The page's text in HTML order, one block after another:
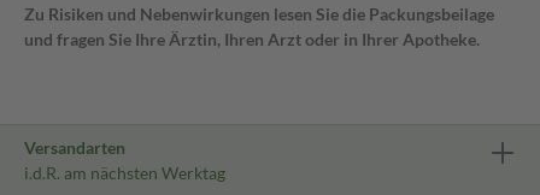
Zu Risiken und Nebenwirkungen lesen Sie die Packungsbeilage
und fragen Sie Ihre Ärztin, Ihren Arzt oder in Ihrer Apotheke.
Versandarten
i.d.R. am nächsten Werktag